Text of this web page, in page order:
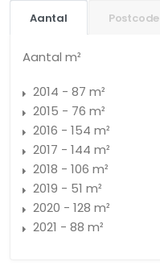
Aantal Postcode
Aantal m²
2014 - 87 m²
2015 - 76 m²
2016 - 154 m²
2017 - 144 m²
2018 - 106 m²
2019 - 51 m²
2020 - 128 m²
2021 - 88 m²